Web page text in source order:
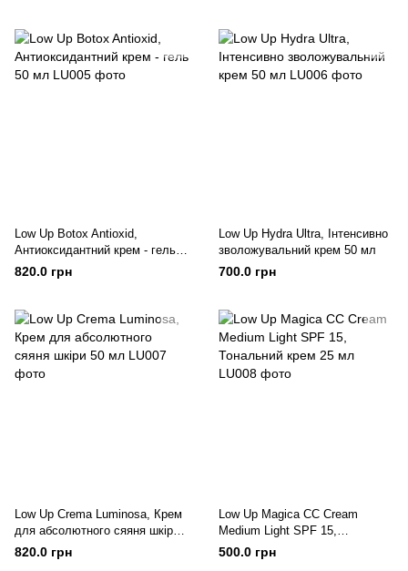
Low Up Botox Antioxid,
Антиоксидантний крем - гель
50 мл
820.0 грн
Low Up Hydra Ultra, Інтенсивно
зволожувальний крем 50 мл
700.0 грн
Low Up Crema Luminosa, Крем
для абсолютного сяяня шкіри
50 мл
820.0 грн
Low Up Magica CC Cream
Medium Light SPF 15,
Тональний крем 25 мл
500.0 грн